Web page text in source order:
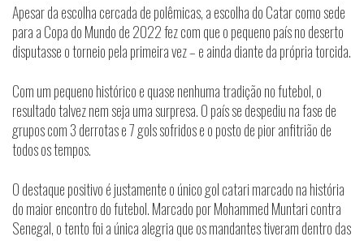
Apesar da escolha cercada de polêmicas, a escolha do Catar como sede
para a Copa do Mundo de 2022 fez com que o pequeno país no deserto
disputasse o torneio pela primeira vez – e ainda diante da própria torcida.
Com um pequeno histórico e quase nenhuma tradição no futebol, o
resultado talvez nem seja uma surpresa. O país se despediu na fase de
grupos com 3 derrotas e 7 gols sofridos e o posto de pior anfitrião de
todos os tempos.
O destaque positivo é justamente o único gol catari marcado na história
do maior encontro do futebol. Marcado por Mohammed Muntari contra
Senegal, o tento foi a única alegria que os mandantes tiveram dentro das